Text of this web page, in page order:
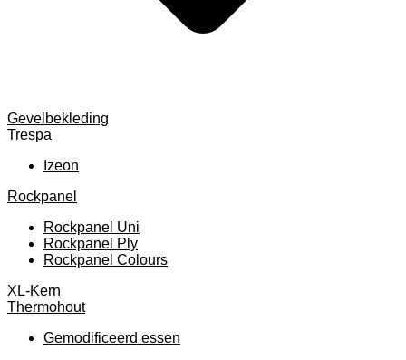
Gevelbekleding
Trespa
Izeon
Rockpanel
Rockpanel Uni
Rockpanel Ply
Rockpanel Colours
XL-Kern
Thermohout
Gemodificeerd essen